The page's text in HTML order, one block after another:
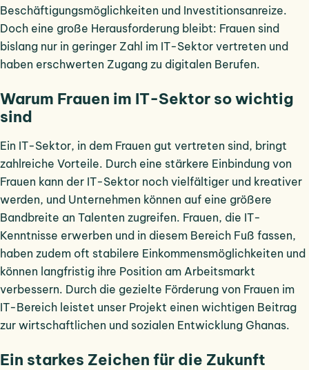
Beschäftigungsmöglichkeiten und Investitionsanreize.
Doch eine große Herausforderung bleibt: Frauen sind
bislang nur in geringer Zahl im IT-Sektor vertreten und
haben erschwerten Zugang zu digitalen Berufen.
Warum Frauen im IT-Sektor so wichtig
sind
Ein IT-Sektor, in dem Frauen gut vertreten sind, bringt
zahlreiche Vorteile. Durch eine stärkere Einbindung von
Frauen kann der IT-Sektor noch vielfältiger und kreativer
werden, und Unternehmen können auf eine größere
Bandbreite an Talenten zugreifen. Frauen, die IT-
Kenntnisse erwerben und in diesem Bereich Fuß fassen,
haben zudem oft stabilere Einkommensmöglichkeiten und
können langfristig ihre Position am Arbeitsmarkt
verbessern. Durch die gezielte Förderung von Frauen im
IT-Bereich leistet unser Projekt einen wichtigen Beitrag
zur wirtschaftlichen und sozialen Entwicklung Ghanas.
Ein starkes Zeichen für die Zukunft